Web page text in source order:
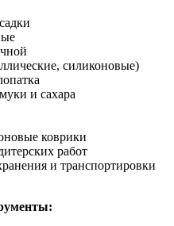
силиконовые)
и сахара
коврики
работ
и транспортировки